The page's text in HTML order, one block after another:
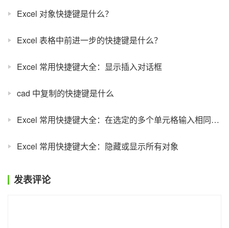
Excel 对象快捷键是什么？
Excel 表格中前进一步的快捷键是什么？
Excel 常用快捷键大全：显示插入对话框
cad 中复制的快捷键是什么
Excel 常用快捷键大全：在选定的多个单元格输入相同的数据
Excel 常用快捷键大全：隐藏或显示所有对象
发表评论